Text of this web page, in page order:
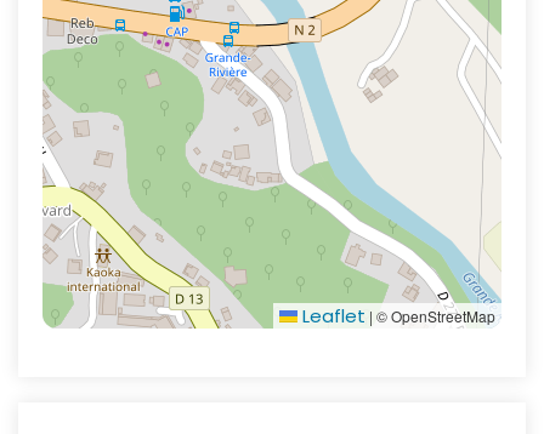
Leaflet | © OpenStreetMap